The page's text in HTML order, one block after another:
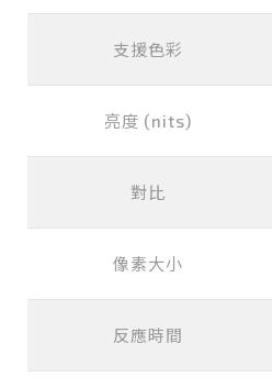
支援色彩
亮度 (nits)
對比
像素大小
反應時間